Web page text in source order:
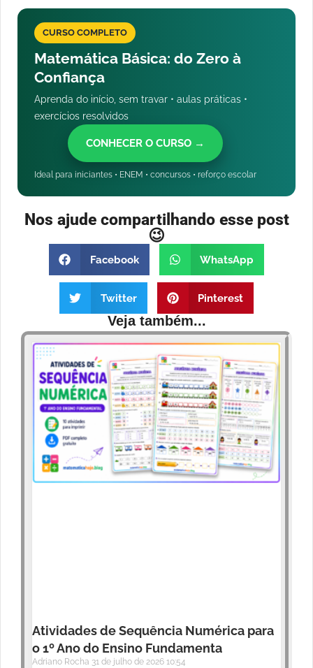
CURSO COMPLETO
Matemática Básica: do Zero à
Confiança
Aprenda do início, sem travar • aulas práticas •
exercícios resolvidos
CONHECER O CURSO →
Ideal para iniciantes • ENEM • concursos • reforço escolar
Nos ajude compartilhando esse post
😉
Facebook WhatsApp
Twitter Pinterest
Veja também...
Atividades de Sequência Numérica para
o 1º Ano do Ensino Fundamenta
Adriano Rocha 31 de julho de 2026 10:54